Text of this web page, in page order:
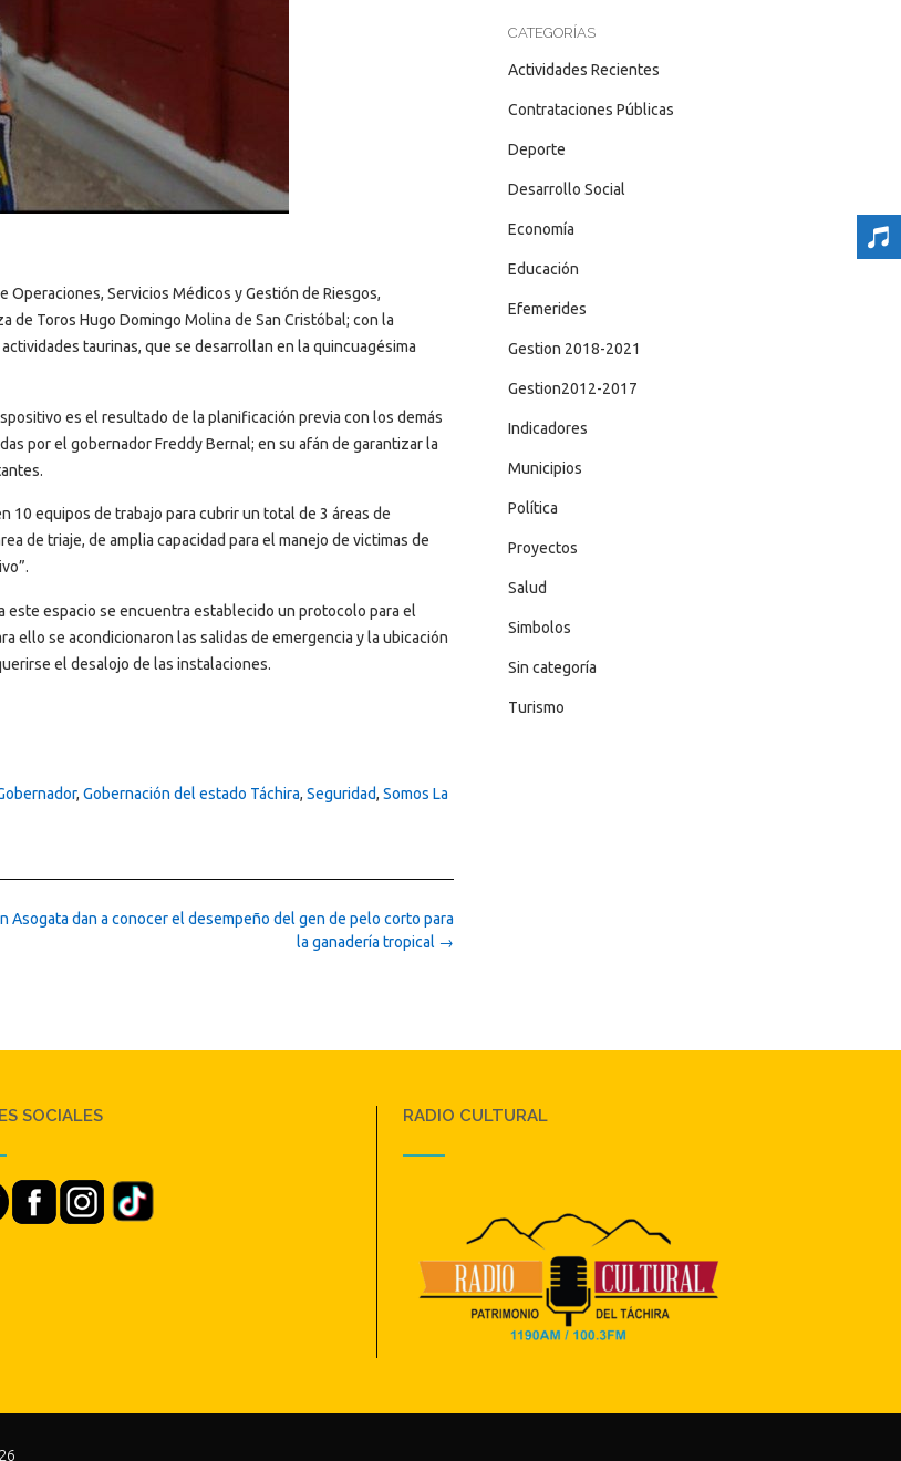
Servicios Médicos y Gestión de Riesgos,
Toros Hugo Domingo Molina de San Cristóbal; con la
taurinas, que se desarrollan en la quincuagésima
es el resultado de la planificación previa con los demás
por el gobernador Freddy Bernal; en su afán de garantizar la
10 equipos de trabajo para cubrir un total de 3 áreas de
de triaje, de amplia capacidad para el manejo de victimas de
este espacio se encuentra establecido un protocolo para el
ello se acondicionaron las salidas de emergencia y la ubicación
el desalojo de las instalaciones.
, Gobernación del estado Táchira, Seguridad, Somos La
Asogata dan a conocer el desempeño del gen de pelo corto para
la ganadería tropical →
CATEGORÍAS
Actividades Recientes
Contrataciones Públicas
Deporte
Desarrollo Social
Economía
Educación
Efemerides
Gestion 2018-2021
Gestion2012-2017
Indicadores
Municipios
Política
Proyectos
Salud
Simbolos
Sin categoría
Turismo
SOCIALES RADIO CULTURAL